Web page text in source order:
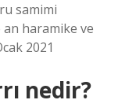
samimi
haramike ve
2021
nedir?